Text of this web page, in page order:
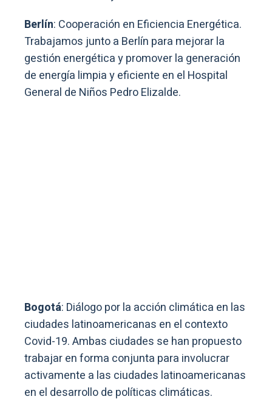
Berlín: Cooperación en Eficiencia Energética.
Trabajamos junto a Berlín para mejorar la
gestión energética y promover la generación
de energía limpia y eficiente en el Hospital
General de Niños Pedro Elizalde.
Bogotá: Diálogo por la acción climática en las
ciudades latinoamericanas en el contexto
Covid-19. Ambas ciudades se han propuesto
trabajar en forma conjunta para involucrar
activamente a las ciudades latinoamericanas
en el desarrollo de políticas climáticas.